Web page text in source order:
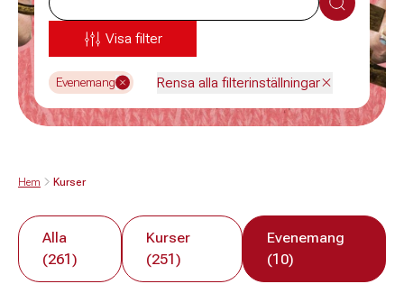
Sök
Visa filter
Evenemang Rensa alla filterinställningar
Hem Kurser
Alla
(261)
Kurser
(251)
Evenemang
(10)